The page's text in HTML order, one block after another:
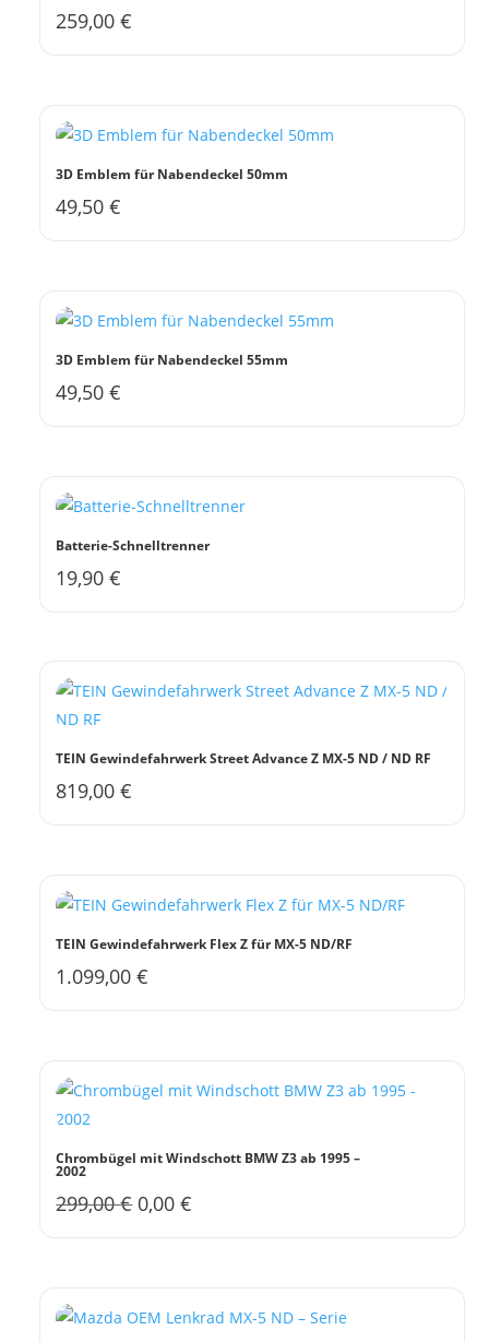
259,00€
3D Emblem für Nabendeckel 50mm
49,50€
3D Emblem für Nabendeckel 55mm
49,50€
Batterie-Schnelltrenner
19,90€
TEIN Gewindefahrwerk Street Advance Z MX-5 ND / ND RF
819,00€
TEIN Gewindefahrwerk Flex Z für MX-5 ND/RF
1.099,00€
Chrombügel mit Windschott BMW Z3 ab 1995 –
2002
299,00€ Ursprünglicher
0,00€